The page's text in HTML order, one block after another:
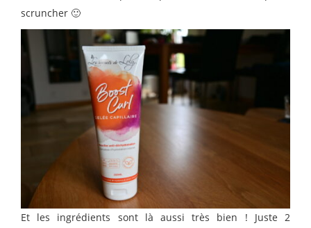
scruncher 🙂
Et les ingrédients sont là aussi très bien ! Juste 2